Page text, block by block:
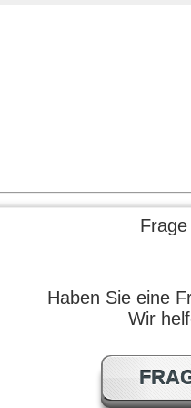
Haben Sie eine
Wir